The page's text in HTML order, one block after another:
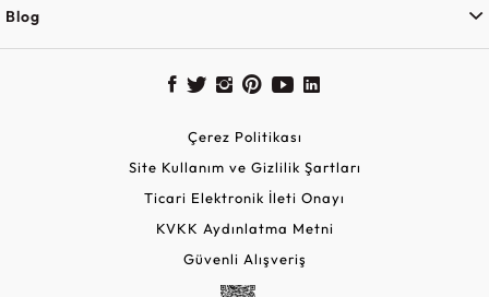
Blog
Çerez Politikası
Site Kullanım ve Gizlilik Şartları
Ticari Elektronik İleti Onayı
KVKK Aydınlatma Metni
Güvenli Alışveriş